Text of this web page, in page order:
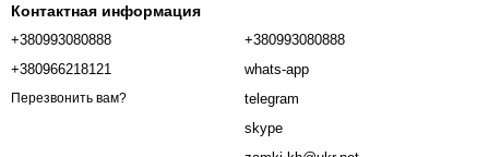
Контактная информация
+380993080888
+380966218121
Перезвонить вам?
+380993080888
whats-app
telegram
skype